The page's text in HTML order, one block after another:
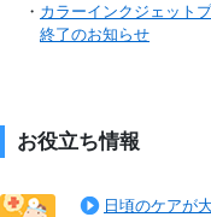
・ カラーインクジェット
終了のお知らせ
お役立ち情報
日頃のケアが